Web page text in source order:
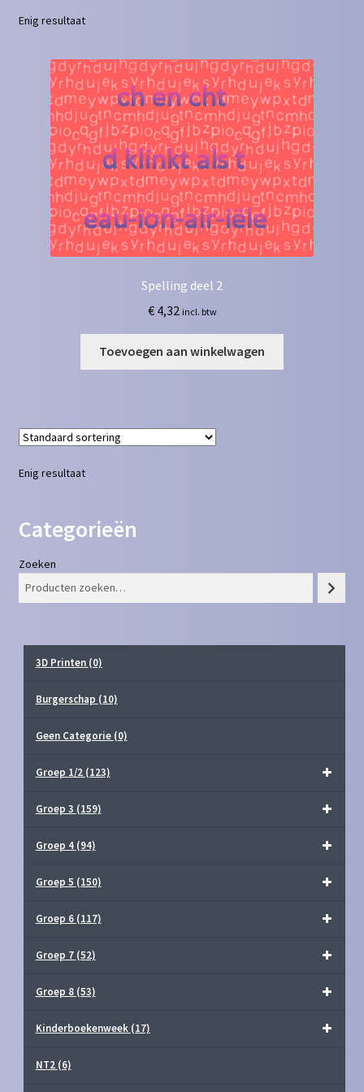
Contact
Homepagina
Mijn account
Privacy Policy
Winkelmand
Winkel
Enig resultaat
Spelling deel 2
€4,32 incl. btw
Toevoegen aan winkelwagen
Enig resultaat
Categorieën
Zoeken
3D Printen (0)
Burgerschap (10)
Geen Categorie (0)
Groep 1/2 (123)
Groep 3 (159)
Groep 4 (94)
Groep 5 (150)
Groep 6 (117)
Groep 7 (52)
Groep 8 (53)
Kinderboekenweek (17)
NT2 (6)